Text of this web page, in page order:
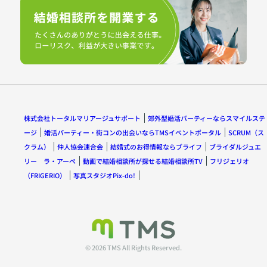
株式会社トータルマリアージュサポート
郊外型婚活パーティーならスマイルステ
ージ
婚活パーティー・街コンの出会いならTMSイベントポータル
SCRUM（ス
クラム）
仲人協会連合会 結婚式のお得情報ならブライフ
ブライダルジュエ
リー ラ・アーペ
動画で結婚相談所が探せる結婚相談所TV
フリジェリオ
（FRIGERIO）
写真スタジオPix-do!
© 2026 TMS All Rights Reserved.